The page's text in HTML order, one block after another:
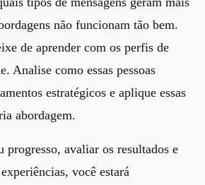
não funcionam tão bem.
de aprender com os perfis de
Analise como essas pessoas
estratégicos e aplique essas
abordagem.
progresso, avaliar os resultados e
você estará